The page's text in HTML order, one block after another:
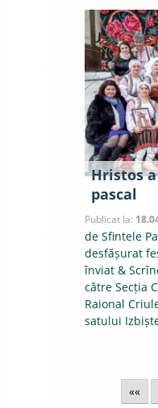
Hristos
pascal
Publicat la:
de Sfintele
desfășurat
înviat &
către Secția
Raional
satului
««